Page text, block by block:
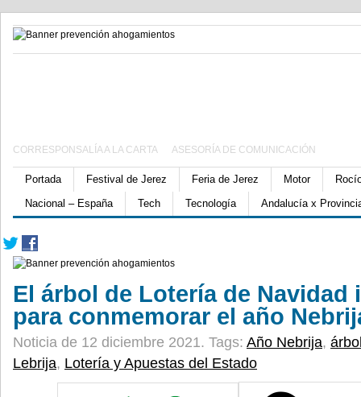
CORRESPONSALÍA A LA CARTA ASESORÍA DE COMUNICACIÓN
Portada Festival de Jerez Feria de Jerez Motor
Nacional – España
Tech Tecnología Andalucía x
El árbol de Lotería de Navidad
para conmemorar el año
Noticia de 12 diciembre 2021. Tags: Año Nebrija,
Lebrija, Lotería y Apuestas del Estado